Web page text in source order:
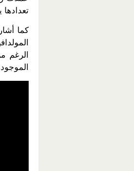
كما
الرغم